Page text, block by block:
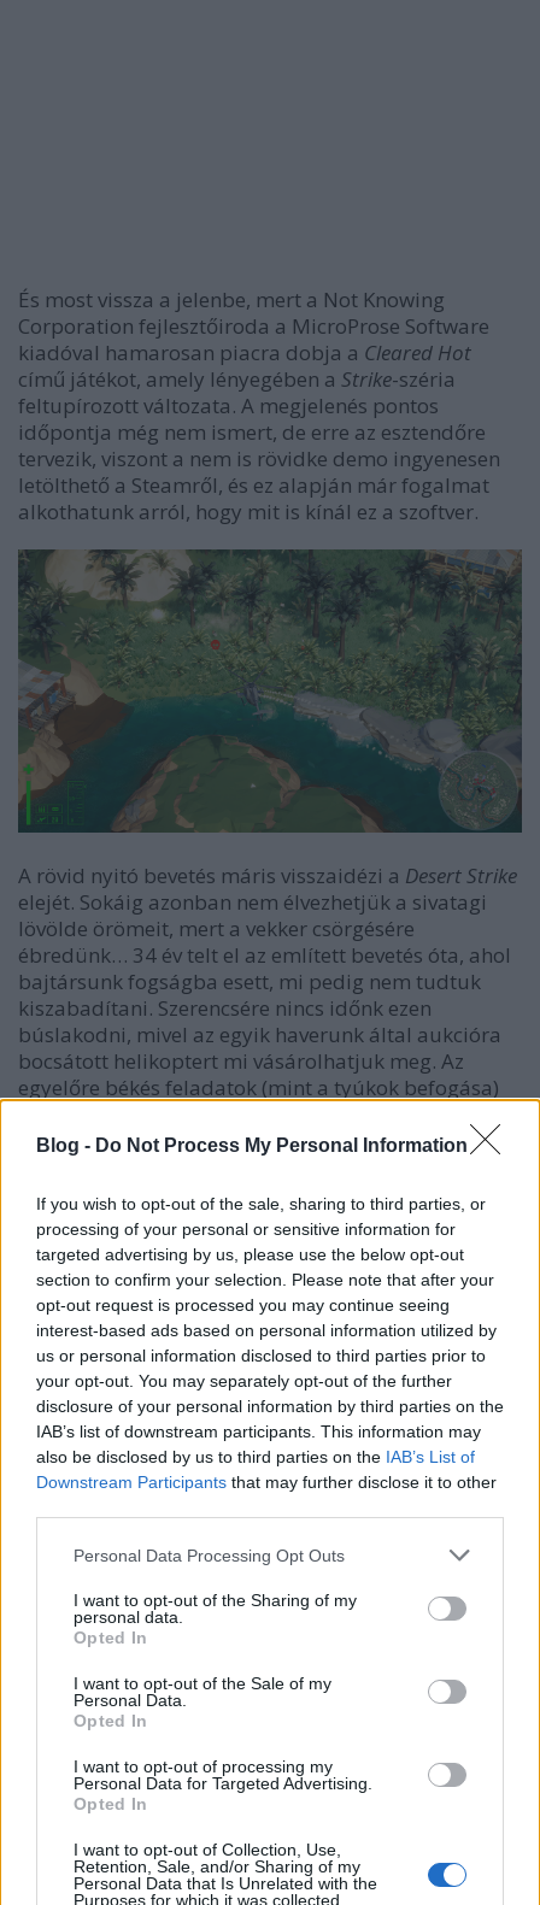
Blog - Do Not Process My Personal Information
If you wish to opt-out of the sale, sharing to third parties, or
processing of your personal or sensitive information for
targeted advertising by us, please use the below opt-out
section to confirm your selection. Please note that after your
opt-out request is processed you may continue seeing
interest-based ads based on personal information utilized by
us or personal information disclosed to third parties prior to
your opt-out. You may separately opt-out of the further
disclosure of your personal information by third parties on the
IAB’s list of downstream participants. This information may
also be disclosed by us to third parties on the IAB’s List of
Downstream Participants that may further disclose it to other
Please note that this website/app uses one or more Google
not limited to your visit or usage behaviour. You may click to
grant or deny consent to Google and its third-party tags to
use your data for below specified purposes in below Google
consent section.
Personal Data Processing Opt Outs
I want to opt-out of the Sharing of my
personal data.
Opted In
I want to opt-out of the Sale of my
Personal Data.
Opted In
I want to opt-out of processing my
Personal Data for Targeted Advertising.
Opted In
I want to opt-out of Collection, Use,
Retention, Sale, and/or Sharing of my
Personal Data that Is Unrelated with the
Purposes for which it was collected.
És most vissza a jelenbe, mert a Not Knowing
Corporation fejlesztőiroda a MicroProse Software
kiadóval hamarosan piacra dobja a Cleared Hot
című játékot, amely lényegében a Strike-széria
feltupírozott változata. A megjelenés pontos
időpontja még nem ismert, de erre az esztendőre
tervezik, viszont a nem is rövidke demo ingyenesen
letölthető a Steamről, és ez alapján már fogalmat
alkothatunk arról, hogy mit is kínál ez a szoftver.
A rövid nyitó bevetés máris visszaidézi a Desert Strike
elejét. Sokáig azonban nem élvezhetjük a sivatagi
lövölde örömeit, mert a vekker csörgésére
ébredünk… 34 év telt el az említett bevetés óta, ahol
bajtársunk fogságba esett, mi pedig nem tudtuk
kiszabadítani. Szerencsére nincs időnk ezen
búslakodni, mivel az egyik haverunk által aukcióra
bocsátott helikoptert mi vásárolhatjuk meg. Az
egyelőre békés feladatok (mint a tyúkok befogása)
bácsiis mondta, “fogd be a szád, gyerek, és figyelj,
irányítást és pár trükköt lesz módunk megtanulni,
míg nem röpködnek a golyók körülöttünk (ilyen a
ládák, konténerek vagy sziklák kábellel való
felkapása, amiket aztán leejtve vagy kis magasságon
csúsztatva kiiktathatjuk a legmakacsabb ellenfelet
is).
A helikopter alapvető irányítása egyébként nem túl
bonyolult, de némi gyakorlatot igényel: az egérrel a
adhatjuk meg, a mozgásra kijelölt gombokkal pedig
nekilódulhatunk, de a kitérő manővereket –
harchelyzetben nagyon fontosak! – is ezek
segítségével végezhetjük. Az izometrikus nézet
kapcsán újra csak aStrike-sorozat köszön vissza: bár